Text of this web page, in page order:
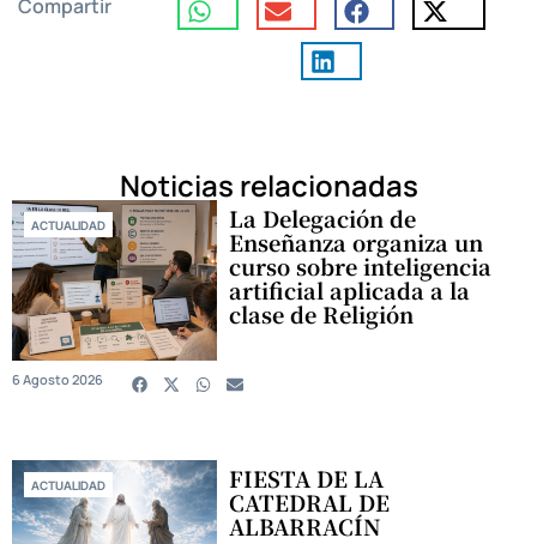
Compartir
Noticias relacionadas
ACTUALIDAD La Delegación de
Enseñanza organiza un
curso sobre inteligencia
artificial aplicada a la
clase de Religión
6 Agosto 2026
ACTUALIDAD FIESTA DE LA
CATEDRAL DE
ALBARRACÍN